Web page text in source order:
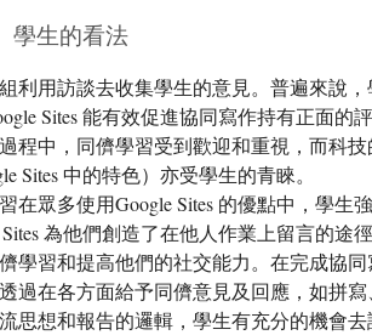
生的看法
利用訪談去收集學生的意見。普遍來說
Sites 能有效促進協同寫作持有正面的
程中，同儕學習受到歡迎和重視，而科
Sites 中的特色）亦受學生的青睞。
在眾多使用Google Sites 的優點中，學生
Sites 為他們創造了在他人作業上留言的途
學習和提高他們的社交能力。在完成協
過在各方面給予同儕意見及回應，如拼寫
思想和報告的邏輯，學生有充分的機會